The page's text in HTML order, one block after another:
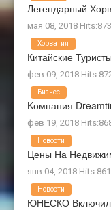
Легендарный
мая 08, 2018
Китайские
фев 09, 2018
Хорватия
Kомпания
фев 19, 2018
Бизнес
Цены На
янв 04, 2018
Новости
ЮНЕСКО
Новости